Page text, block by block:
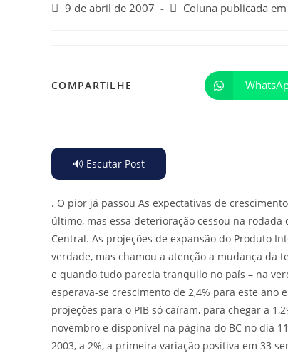
9 de abril de 2007 Coluna publicada
COMPARTILHE
🔊 Escutar Post
. O pior já passou As expectativas de
último, mas essa deterioração cessou na
Central. As projeções de expansão do Produto
verdade, mas chamou a atenção a mudança da
e quando tudo parecia tranquilo no país – na
esperava-se crescimento de 2,4% para este ano
projeções para o PIB só caíram, para chegar a
novembro e disponível na página do BC no dia
2003, a 2%, a primeira variação positiva em 33